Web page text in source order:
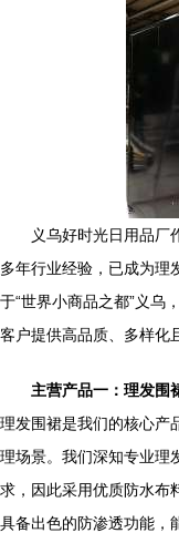
义乌好时光日用品厂
多年行业经验，已成为理
于“世界小商品之都”义乌
客户提供高品质、多样化
主营产品一：理发围
理发围裙是我们的核心产
理场景。我们深知专业理
求，因此采用优质防水布
具备出色的防渗透功能，